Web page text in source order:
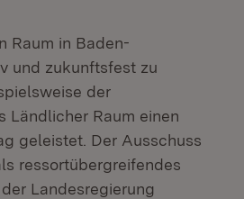
Raum in Baden-
und zukunftsfest zu
der
Ländlicher Raum einen
geleistet. Der Ausschuss
ressortübergreifendes
Landesregierung